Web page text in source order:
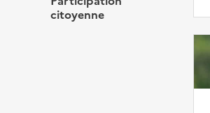
citoyenne